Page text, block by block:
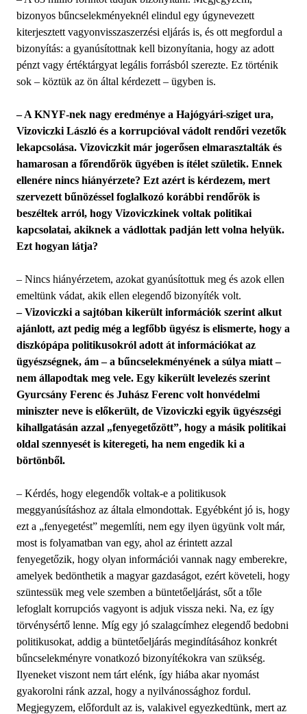
bizonyos bűncselekményeknél elindul egy úgynevezett
kiterjesztett vagyonvisszaszerzési eljárás is, és ott megfordul a
bizonyítás: a gyanúsítottnak kell bizonyítania, hogy az adott
pénzt vagy értéktárgyat legális forrásból szerezte. Ez történik
sok – köztük az ön által kérdezett – ügyben is.
– A KNYF-nek nagy eredménye a Hajógyári-sziget ura,
Vizoviczki László és a korrupcióval vádolt rendőri vezetők
lekapcsolása. Vizoviczkit már jogerősen elmarasztalták és
hamarosan a főrendőrök ügyében is ítélet születik. Ennek
ellenére nincs hiányérzete? Ezt azért is kérdezem, mert
szervezett bűnözéssel foglalkozó korábbi rendőrök is
beszéltek arról, hogy Vizoviczkinek voltak politikai
kapcsolatai, akiknek a vádlottak padján lett volna helyük.
Ezt hogyan látja?
– Nincs hiányérzetem, azokat gyanúsítottuk meg és azok ellen
emeltünk vádat, akik ellen elegendő bizonyíték volt.
– Vizoviczki a sajtóban kikerült információk szerint alkut
ajánlott, azt pedig még a legfőbb ügyész is elismerte, hogy a
diszkópápa politikusokról adott át információkat az
ügyészségnek, ám – a bűncselekményének a súlya miatt –
nem állapodtak meg vele. Egy kikerült levelezés szerint
Gyurcsány Ferenc és Juhász Ferenc volt honvédelmi
miniszter neve is előkerült, de Vizoviczki egyik ügyészségi
kihallgatásán azzal „fenyegetőzött”, hogy a másik politikai
oldal szennyesét is kiteregeti, ha nem engedik ki a
börtönből.
– Kérdés, hogy elegendők voltak-e a politikusok
meggyanúsításhoz az általa elmondottak. Egyébként jó is, hogy
ezt a „fenyegetést” megemlíti, nem egy ilyen ügyünk volt már,
most is folyamatban van egy, ahol az érintett azzal
fenyegetőzik, hogy olyan információi vannak nagy emberekre,
amelyek bedönthetik a magyar gazdaságot, ezért követeli, hogy
szüntessük meg vele szemben a büntetőeljárást, sőt a tőle
lefoglalt korrupciós vagyont is adjuk vissza neki. Na, ez így
törvénysértő lenne. Míg egy jó szalagcímhez elegendő bedobni
politikusokat, addig a büntetőeljárás megindításához konkrét
bűncselekményre vonatkozó bizonyítékokra van szükség.
Ilyeneket viszont nem tárt elénk, így hiába akar nyomást
gyakorolni ránk azzal, hogy a nyilvánossághoz fordul.
Megjegyzem, előfordult az is, valakivel egyezkedtünk, mert az